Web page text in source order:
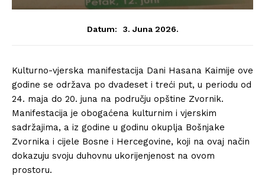
Datum: 3. Juna 2026.
Kulturno-vjerska manifestacija Dani Hasana Kaimije ove
godine se održava po dvadeset i treći put, u periodu od
24. maja do 20. juna na području opštine Zvornik.
Manifestacija je obogaćena kulturnim i vjerskim
sadržajima, a iz godine u godinu okuplja Bošnjake
Zvornika i cijele Bosne i Hercegovine, koji na ovaj način
dokazuju svoju duhovnu ukorijenjenost na ovom
prostoru.